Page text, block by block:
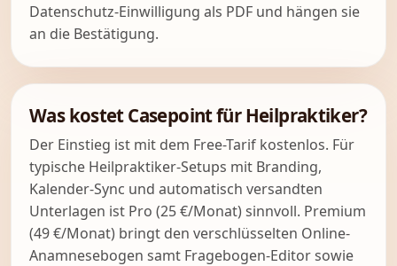
Datenschutz-Einwilligung als PDF und hängen sie
an die Bestätigung.
Was kostet Casepoint für Heilpraktiker?
Der Einstieg ist mit dem Free-Tarif kostenlos. Für
typische Heilpraktiker-Setups mit Branding,
Kalender-Sync und automatisch versandten
Unterlagen ist Pro (25 €/Monat) sinnvoll. Premium
(49 €/Monat) bringt den verschlüsselten Online-
Anamnesebogen samt Fragebogen-Editor sowie